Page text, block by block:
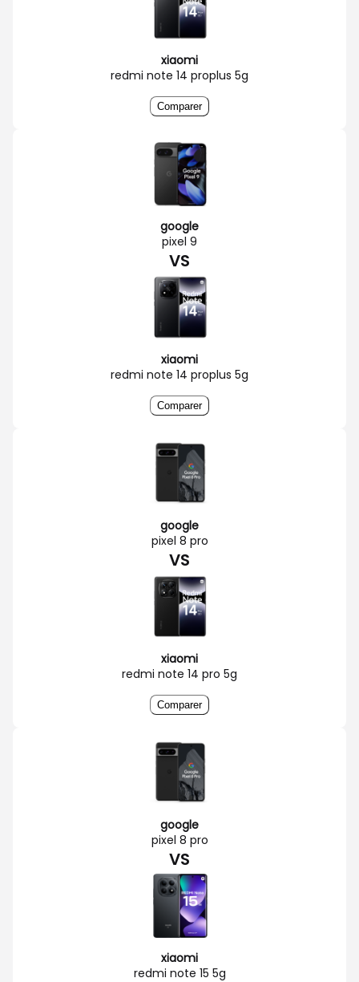
xiaomi
redmi note 14 proplus 5g
Comparer
google
pixel 9
VS
xiaomi
redmi note 14 proplus 5g
Comparer
google
pixel 8 pro
VS
xiaomi
redmi note 14 pro 5g
Comparer
google
pixel 8 pro
VS
xiaomi
redmi note 15 5g